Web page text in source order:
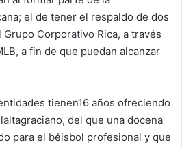
el de tener el respaldo de dos
Corporativo Rica, a través
a fin de que puedan alcanzar
tienen16 años ofreciendo
del que una docena
para el béisbol profesional y que